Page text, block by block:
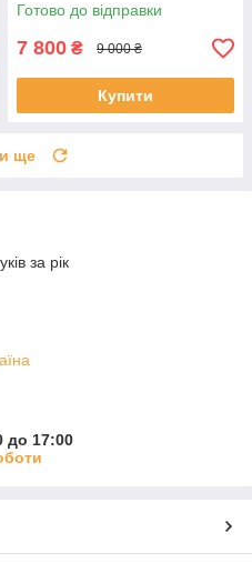
Готово до відправки
7 800 ₴ 9 000 ₴
Купити
ще
за рік
до 17:00